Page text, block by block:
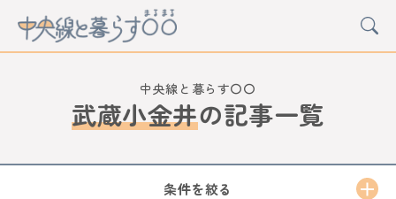
中央線と暮らす〇〇
武蔵小金井の記事一覧
条件を絞る